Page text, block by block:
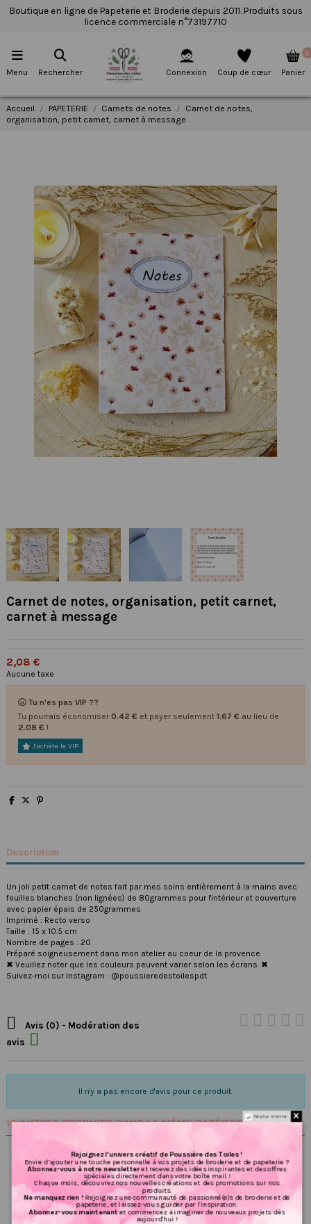
Boutique en ligne de Papeterie et Broderie depuis 2011. Produits sous
licence commerciale n°73197710
Menu Rechercher Connexion Coup de cœur
0
Panier
Accueil PAPETERIE Carnets de notes
Carnet de notes,
organisation, petit carnet, carnet à message
Carnet de notes, organisation, petit carnet,
carnet à message
2,08 €
Aucune taxe
Tu n'es pas VIP ??
Tu pourrais économiser 0.42 € et payer seulement 1.67 € au lieu de
2.08 € !
J'achète le VIP
Description
Un joli petit carnet de notes fait par mes soins entièrement à la mains avec
feuilles blanches (non lignées) de 80grammes pour l'intérieur et couverture
avec papier épais de 250grammes
Imprimé : Recto verso
Taille : 15 x 10.5 cm
Nombre de pages : 20
Préparé soigneusement dans mon atelier au coeur de la provence
✖ Veuillez noter que les couleurs peuvent varier selon les écrans. ✖
Suivez-moi sur Instagram : @poussieredestoilespdt

Avis (0) - Modération des
avis

Il n'y a pas encore d'avis pour ce produit.
16 AUTRES PRODUITS DANS LA MÊME CATÉGORIE :
Ne plus montrer.
Rejoignez l’univers créatif de Poussière des Toiles !
Envie d’ajouter une touche personnelle à vos projets de broderie et de papeterie ?
Abonnez-vous à notre newsletteret recevez des idées inspirantes et des offres
spéciales directement dans votre boîte mail !
Chaque mois, découvrez nos nouvelles créations et des promotions sur nos
produits.
Ne manquez rien !Rejoignez une communauté de passionné(e)s de broderie et de
papeterie, et laissez-vous guider par l'inspiration.
Abonnez-vous maintenantet commencez à imaginer de nouveaux projets dès
aujourd'hui !